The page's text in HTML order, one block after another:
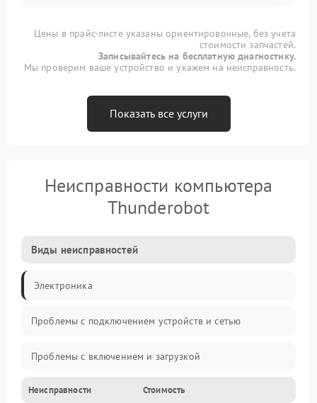
Цены в прайс-листе указаны ориентировочные, без учета
стоимости запчастей.
Записывайтесь на бесплатную диагностику.
Мы проверим ваше устройство и укажем на неисправность.
Показать все услуги
Неисправности компьютера
Thunderobot
Виды неисправностей
Электроника
Проблемы с подключением устройств и сетью
Проблемы с включением и загрузкой
Проблемы с изображением и монитором
Неисправности Стоимость